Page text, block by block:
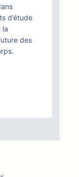
d’étude
la
des